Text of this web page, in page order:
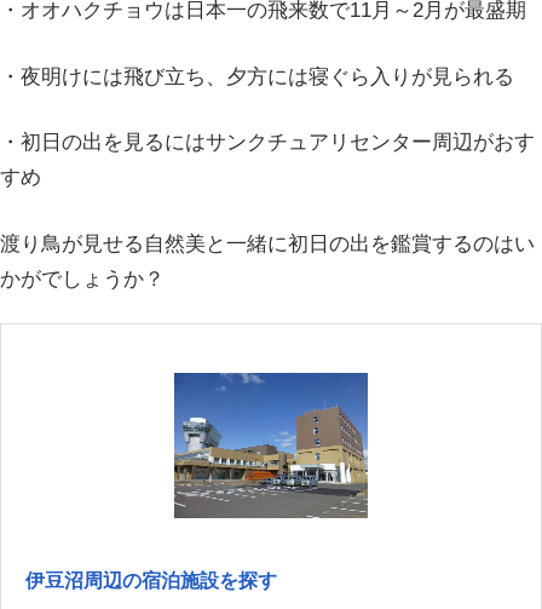
・オオハクチョウは日本一の飛来数で11月～2月が最盛期
・夜明けには飛び立ち、夕方には寝ぐら入りが見られる
・初日の出を見るにはサンクチュアリセンター周辺がおす
すめ
渡り鳥が見せる自然美と一緒に初日の出を鑑賞するのはい
かがでしょうか？
伊豆沼周辺の宿泊施設を探す